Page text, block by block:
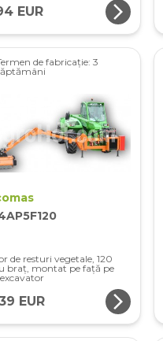
EUR arrow_forward_ios
de fabricație: 3
de resturi vegetale, 120
braț, montat pe față pe
EUR arrow_forward_ios